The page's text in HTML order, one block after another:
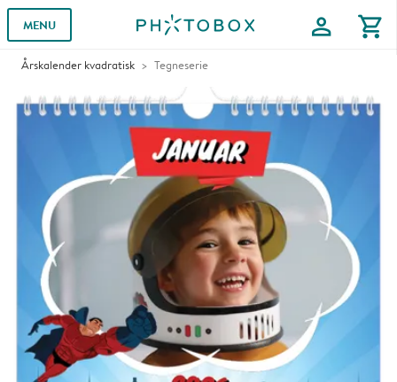
MENU profile shopping_cart
Årskalender kvadratisk Tegneserie